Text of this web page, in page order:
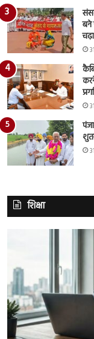
बने
शिक्षा